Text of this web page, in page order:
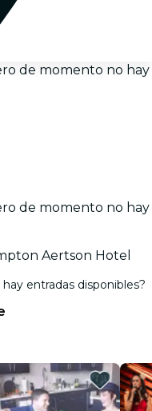
de momento no hay
de momento no hay
Aertson Hotel
entradas disponibles?